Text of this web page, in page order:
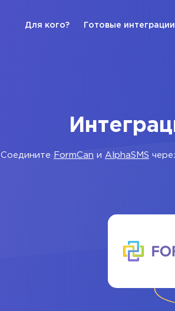
Для кого? Готовые интеграции
Соедините FormCan и AlphaSMS